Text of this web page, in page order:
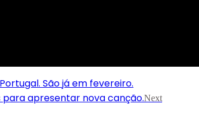
São já em fevereiro.
para apresentar nova canção.Next